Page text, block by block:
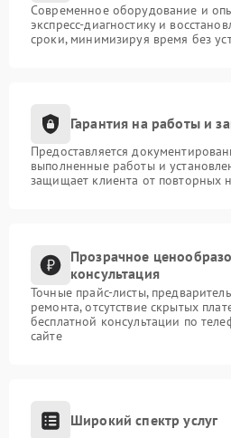
Современное оборудование и
экспресс-диагностику и
сроки, минимизируя время без
Гарантия на работы и
Предоставляется
выполненные работы и
защищает клиента от повторных
Прозрачное
консультация
Точные прайс-листы,
ремонта, отсутствие скрытых
бесплатной консультации по
сайте
Широкий спектр услуг